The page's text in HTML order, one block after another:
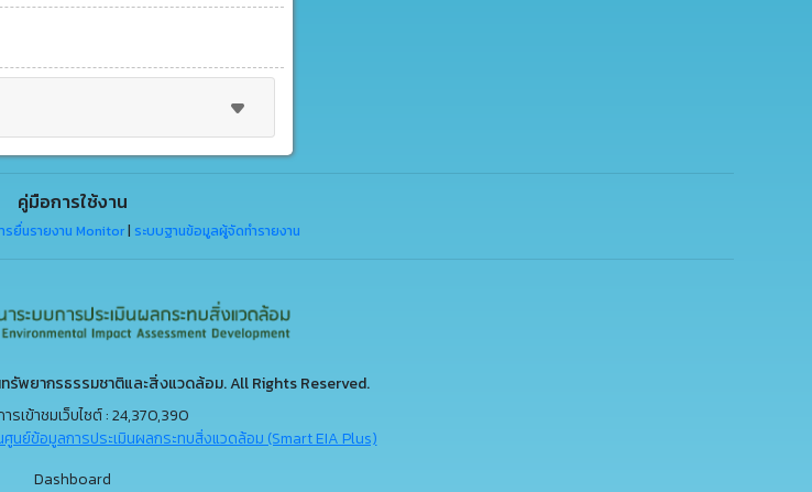
คู่มือการใช้งาน
รยื่นรายงาน Monitor ระบบฐานข้อมูลผู้จัดทำรายงาน
พยากรธรรมชาติและสิ่งแวดล้อม. All Rights Reserved.
รเข้าชมเว็บไซต์ : 24,370,390
นย์ข้อมูลการประเมินผลกระทบสิ่งแวดล้อม (Smart EIA Plus)
Dashboard